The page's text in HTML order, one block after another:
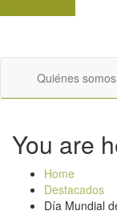
Quiénes somos
You are
Home
Destacados
Día Mundial